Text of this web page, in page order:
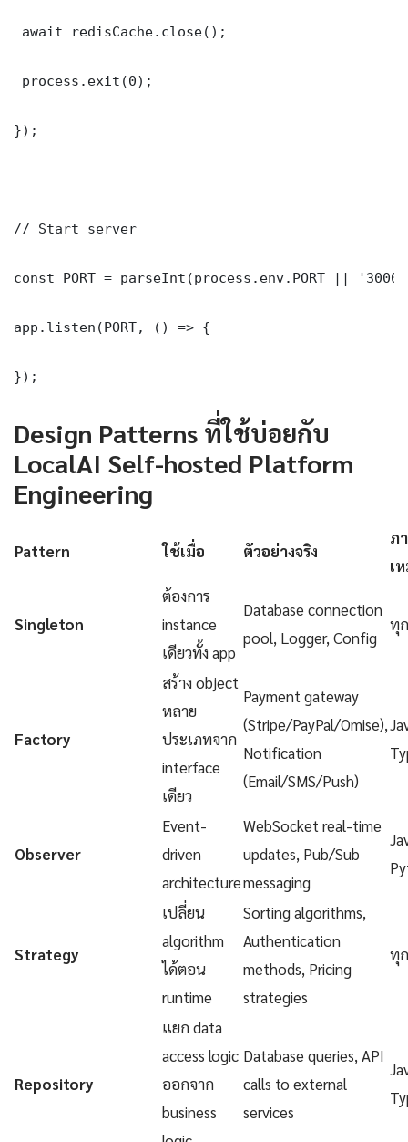
await redisCache.close();
process.exit(0);
});
// Start server
const PORT = parseInt(process.env.PORT ||
app.listen(PORT, () => {
});
Design Patterns ที่ใช้บ่อยกับ
LocalAI Self-hosted Platform
Engineering
Pattern ใช้เมื่อ ตัวอย่างจริง
ภ
เ
Singleton
ต้องการ
instance
เดียวทั้ง app
Database connection
pool, Logger, Config
ทุ
Factory
สร้าง object
หลาย
ประเภทจาก
interface
เดียว
Payment gateway
(Stripe/PayPal/Omise),
Notification
(Email/SMS/Push)
Observer
Event-
driven
architecture
WebSocket real-time
updates, Pub/Sub
messaging
Strategy
เปลี่ยน
algorithm
ได้ตอน
runtime
Sorting algorithms,
Authentication
methods, Pricing
strategies
ทุ
Repository
แยก data
access logic
ออกจาก
business
Database queries, API
calls to external
services